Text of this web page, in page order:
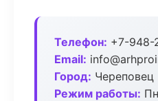
Телефон: +7-948-
Email:
Город: Череповец
Режим работы: